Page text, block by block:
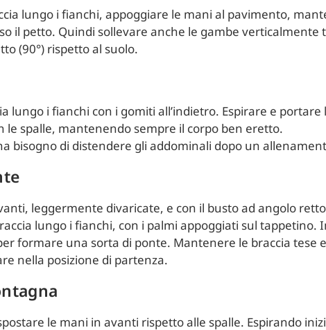
lungo i fianchi, appoggiare le mani al pavimento,
il petto. Quindi sollevare anche le gambe verticalmente
(90°) rispetto al suolo.
lungo i fianchi con i gomiti all’indietro. Espirare e
le spalle, mantenendo sempre il corpo ben eretto.
bisogno di distendere gli addominali dopo un
leggermente divaricate, e con il busto ad angolo
lungo i fianchi, con i palmi appoggiati sul tappetino.
formare una sorta di ponte. Mantenere le braccia tese
nella posizione di partenza.
le mani in avanti rispetto alle spalle. Espirando